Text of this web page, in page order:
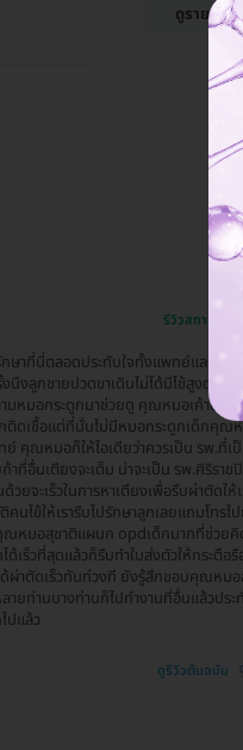
ดูรายละเอี
รีวิวสถานที่ให้บ
าที่นี่ตลอดประทับใจทั้งแพทย์และเจ้า
งลูกชายปวดขาเดินไม่ได้มีไข้สูงตลอด
หมอกระดูกมาช่วยดู คุณหมอเค้าปรึก
กติดเชื้อแต่ที่นั่นไม่มีหมอกระดูกเด็กคุณ
ย์ คุณหมอก็ให้ไอเดียว่าควรเป็น รพ.ที่เ
าที่อื่นเตียงจะเต็ม น่าจะเป็น รพ.ศิริราช
วยจะเร็วในการหาเตียงเพื่อรีบผ่าตัดให้
คนไข้ให้เรารีบไปรักษาลูกเลยแถมโทรไ
คุณหมอสุชาติแผนก opdเด็กมากที่ช่วย
ด้เร็วที่สุดแล้วก็รีบทำใบส่งตัวให้กระตือ
ด้ผ่าตัดเร็วทันท่วงที ยังรู้สึกขอบคุณหมอ
ายท่านบางท่านก็ไปทำงานที่อื่นแล้วประ
ปแล้ว
ดูรีวิวต้นฉบับ